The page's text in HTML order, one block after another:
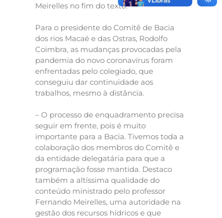
Meirelles no fim do texto.
Para o presidente do Comitê de Bacia
dos rios Macaé e das Ostras, Rodolfo
Coimbra, as mudanças provocadas pela
pandemia do novo coronavírus foram
enfrentadas pelo colegiado, que
conseguiu dar continuidade aos
trabalhos, mesmo à distância.
– O processo de enquadramento precisa
seguir em frente, pois é muito
importante para a Bacia. Tivemos toda a
colaboração dos membros do Comitê e
da entidade delegatária para que a
programação fosse mantida. Destaco
também a altíssima qualidade do
conteúdo ministrado pelo professor
Fernando Meirelles, uma autoridade na
gestão dos recursos hídricos e que